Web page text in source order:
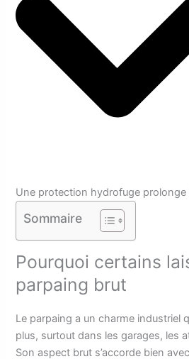
Une protection hydrofuge prolonge
Sommaire
Pourquoi certains
parpaing brut
Le parpaing a un charme industriel
plus, surtout dans les garages, les
Son aspect brut s’accorde bien